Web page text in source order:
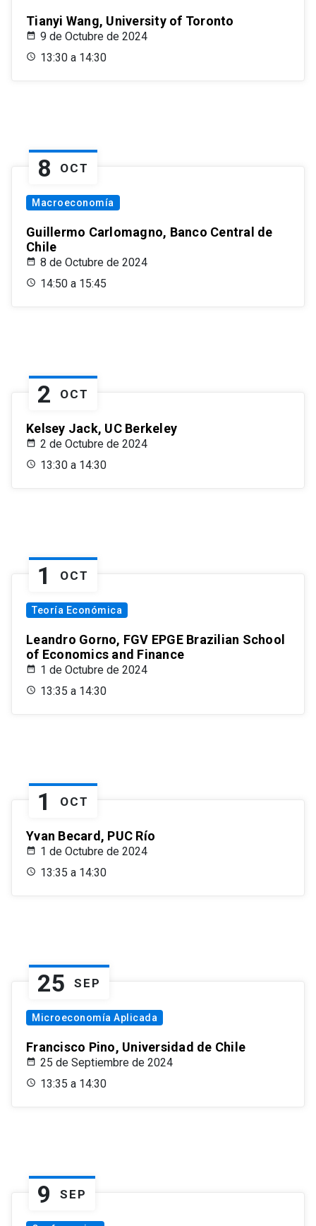
Tianyi Wang, University of Toronto
9 de Octubre de 2024
13:30 a 14:30
8 OCT
Macroeconomía
Guillermo Carlomagno, Banco Central de
Chile
8 de Octubre de 2024
14:50 a 15:45
2 OCT
Kelsey Jack, UC Berkeley
2 de Octubre de 2024
13:30 a 14:30
1 OCT
Teoría Económica
Leandro Gorno, FGV EPGE Brazilian School
of Economics and Finance
1 de Octubre de 2024
13:35 a 14:30
1 OCT
Yvan Becard, PUC Río
1 de Octubre de 2024
13:35 a 14:30
25 SEP
Microeconomía Aplicada
Francisco Pino, Universidad de Chile
25 de Septiembre de 2024
13:35 a 14:30
9 SEP